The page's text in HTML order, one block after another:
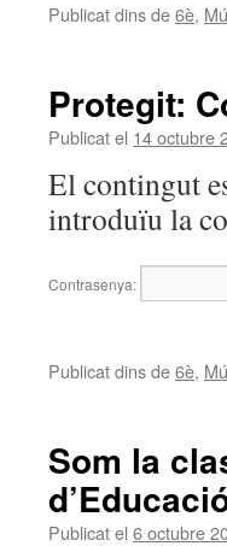
Publicat dins de6è,
Protegit:
Publicat el 14 octubre
El contingut
introduïu la
Contrasenya:
Publicat dins de6è,
Som la
Publicat el 6 octubre